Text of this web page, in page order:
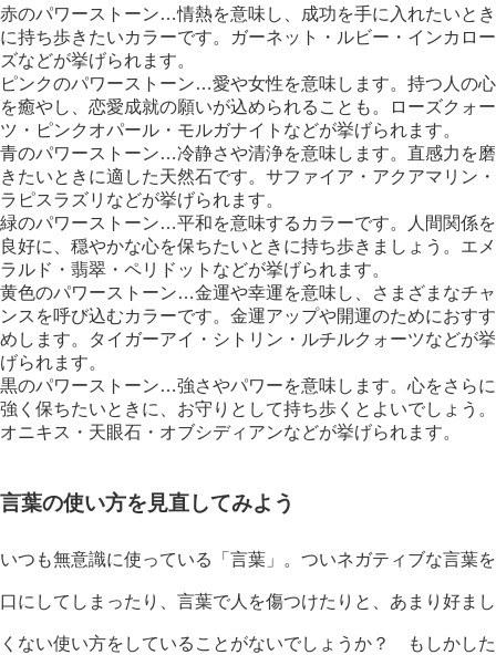
赤のパワーストーン…情熱を意味し、成功を手に入れたいとき
に持ち歩きたいカラーです。ガーネット・ルビー・インカロー
ズなどが挙げられます。
ピンクのパワーストーン…愛や女性を意味します。持つ人の心
を癒やし、恋愛成就の願いが込められることも。ローズクォー
ツ・ピンクオパール・モルガナイトなどが挙げられます。
青のパワーストーン…冷静さや清浄を意味します。直感力を磨
きたいときに適した天然石です。サファイア・アクアマリン・
ラピスラズリなどが挙げられます。
緑のパワーストーン…平和を意味するカラーです。人間関係を
良好に、穏やかな心を保ちたいときに持ち歩きましょう。エメ
ラルド・翡翠・ペリドットなどが挙げられます。
黄色のパワーストーン…金運や幸運を意味し、さまざまなチャ
ンスを呼び込むカラーです。金運アップや開運のためにおすす
めします。タイガーアイ・シトリン・ルチルクォーツなどが挙
げられます。
黒のパワーストーン…強さやパワーを意味します。心をさらに
強く保ちたいときに、お守りとして持ち歩くとよいでしょう。
オニキス・天眼石・オブシディアンなどが挙げられます。
言葉の使い方を見直してみよう
いつも無意識に使っている「言葉」。ついネガティブな言葉を
口にしてしまったり、言葉で人を傷つけたりと、あまり好まし
くない使い方をしていることがないでしょうか？ もしかした